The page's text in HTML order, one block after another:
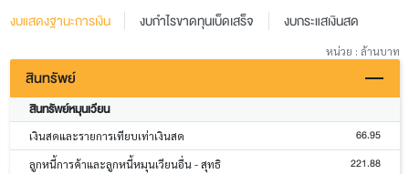
งบแสดงฐานะการเงิน งบกำไรขาดทุนเบ็ดเสร็จ งบกระแสเงินสด
หน่วย : ล้านบาท
สินทรัพย์
สินทรัพย์หมุนเวียน
เงินสดและรายการเทียบเท่าเงินสด 66.95
ลูกหนี้การค้าและลูกหนี้หมุนเวียนอื่น - สุทธิ 221.88